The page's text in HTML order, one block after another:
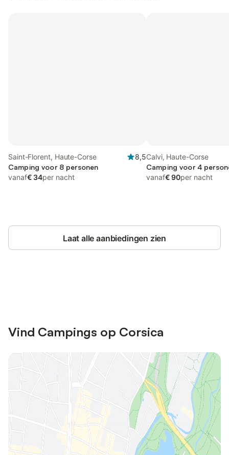
Saint-Florent, Haute-Corse
8,5
Camping voor 8 personen
vanaf€ 34per nacht
Calvi, Haute-Corse
Camping voor 4
vanaf€ 90per nacht
Laat alle aanbiedingen zien
Vind Campings op Corsica